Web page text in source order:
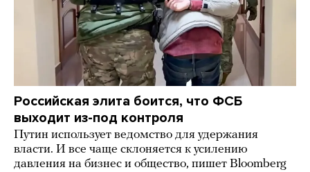
Российская элита боится, что ФСБ
выходит из-под контроля
Путин использует ведомство для удержания
власти. И все чаще склоняется к усилению
давления на бизнес и общество, пишет Bloomberg